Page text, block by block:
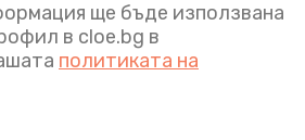
ще бъде използвана
в cloe.bg в
политиката на